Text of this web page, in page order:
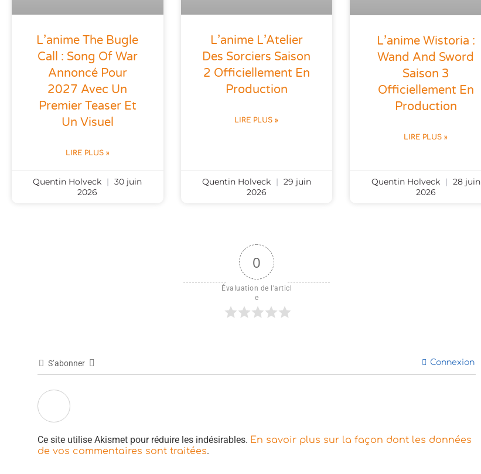
L’anime The Bugle
Call : Song Of War
Annoncé Pour
2027 Avec Un
Premier Teaser Et
Un Visuel
LIRE PLUS »
Quentin Holveck
30 juin
2026
L’anime L’Atelier
Des Sorciers Saison
2 Officiellement En
Production
LIRE PLUS »
Quentin Holveck
29 juin
2026
L’anime Wistoria :
Wand And Sword
Saison 3
Officiellement En
Production
LIRE PLUS »
Quentin Holveck
28 juin
2026
0
Évaluation de l'articl
e
S’abonner Connexion
Ce site utilise Akismet pour réduire les indésirables. En savoir plus sur la façon dont les données
de vos commentaires sont traitées.